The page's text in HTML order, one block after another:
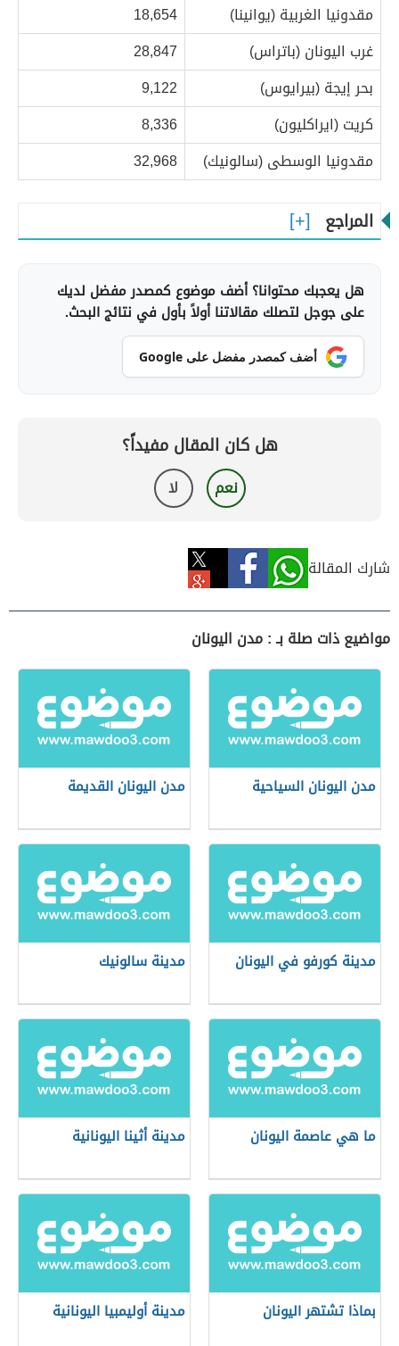
مقدونيا الغربية (يوانينا)
18,654
غرب اليونان (باتراس)
28,847
بحر إيجة (بيرايوس)
9,122
كريت (ايراكليون)
8,336
مقدونيا الوسطى (سالونيك)
32,968
المراجع
هل يعجبك محتوانا؟ أضف موضوع كمصدر مفضل لديك
على جوجل لتصلك مقالاتنا أولاً بأول في نتائج البحث.
أضف كمصدر مفضل على Google
هل كان المقال مفيداً؟
نعم لا
شارك المقالة
مواضيع ذات صلة بـ : مدن اليونان
مدن اليونان السياحية مدن اليونان القديمة
مدينة كورفو في اليونان مدينة سالونيك
ما هي عاصمة اليونان مدينة أثينا اليونانية
بماذا تشتهر اليونان مدينة أوليمبيا اليونانية